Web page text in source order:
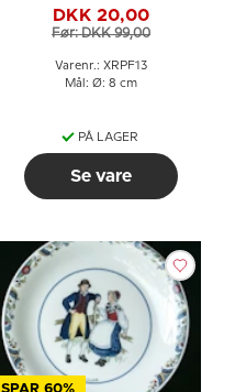
Närke
DKK 20,00
Før: DKK 99,00
Varenr.: XRPF13
Mål: Ø: 8 cm
PÅ LAGER
Se vare